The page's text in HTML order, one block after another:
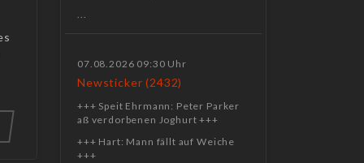
...
07.08.2026 09:30 Uhr
Newsticker (2432)
+++ Speit Ehrmann: Peter Parker
aß verdorbenen Joghurt +++
+++ Hart: Mann fällt auf Weiche
+++